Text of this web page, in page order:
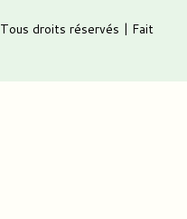
droits réservés | Fait